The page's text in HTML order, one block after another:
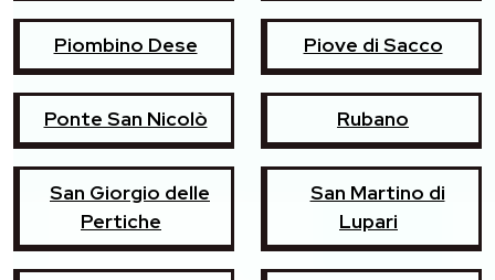
Piombino Dese Piove di Sacco
Ponte San Nicolò Rubano
San Giorgio delle
Pertiche
San Martino di
Lupari